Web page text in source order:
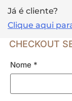
Já é cliente?
Clique aqui
CHECKOUT
Nome *